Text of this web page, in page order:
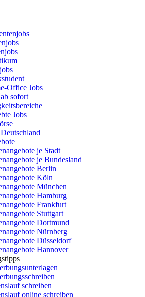
Office Jobs
sofort
Jobs
je Stadt
je Bundesland
Berlin
Köln
München
Hamburg
Frankfurt
Stuttgart
Dortmund
Nürnberg
Düsseldorf
Hannover
schreiben
online schreiben